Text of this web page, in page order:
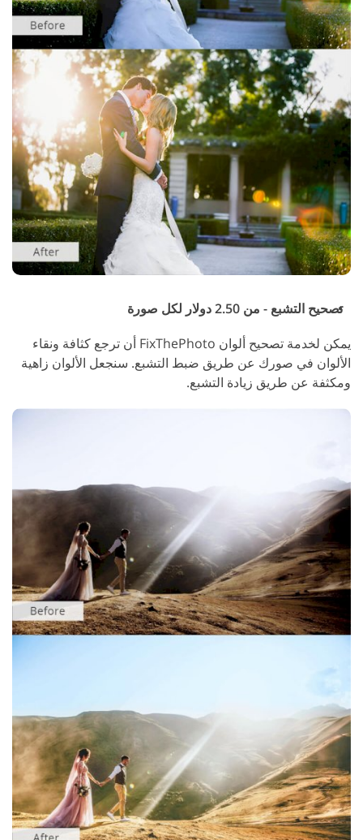
تصحيح التشبع - من 2.50 دولار لكل صورة
يمكن لخدمة تصحيح ألوان FixThePhoto أن ترجع كثافة ونقاء
الألوان في صورك عن طريق ضبط التشبع. سنجعل الألوان زاهية
ومكثفة عن طريق زيادة التشبع.